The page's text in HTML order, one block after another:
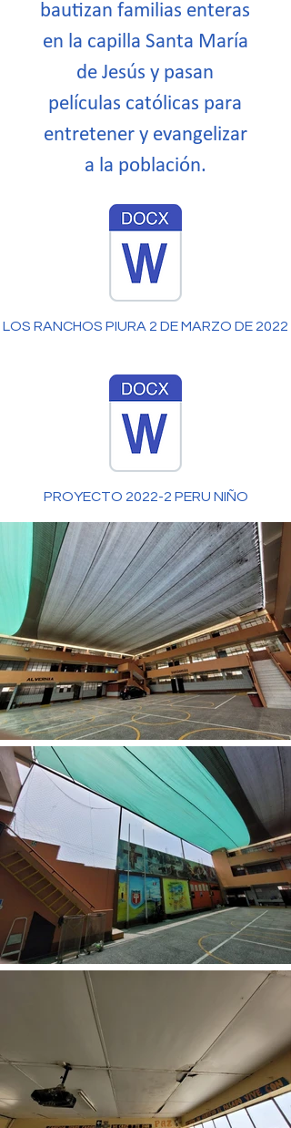
bautizan familias enteras
en la capilla Santa María
de Jesús y pasan
películas católicas para
entretener y evangelizar
a la población.
LOS RANCHOS PIURA 2 DE MARZO DE 2022
PROYECTO 2022-2 PERU NIÑO